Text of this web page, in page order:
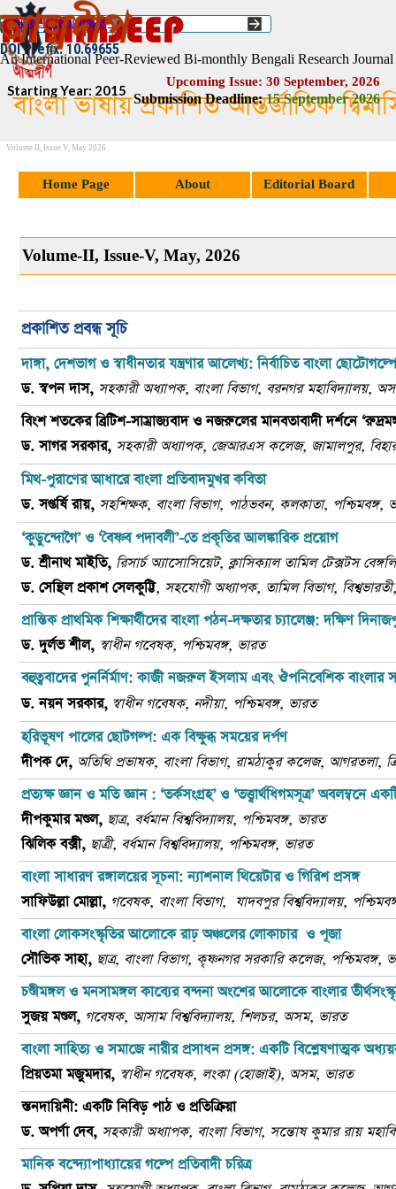
Go to content
An International Peer-Reviewed Bi-monthly Bengali Research Journal
ISSN :: 2454–1508
DOI Prefix: 10.69655
Upcoming Issue: 30 September, 2026
Starting Year: 2015
বাংলা ভাষায় প্রকাশিত আন্তর্জাতিক
Select Language▼
Submission Deadline: 15 September 2026
Volume II, Issue V, May 2026
Home Page About Editorial Board
Volume-II, Issue-V, May, 2026
প্রকাশিত প্রবন্ধ সূচি
দাঙ্গা, দেশভাগ ও স্বাধীনতার যন্ত্রণার আলেখ্য: নির্বাচিত বাংলা
ড. স্বপন দাস, সহকারী অধ্যাপক, বাংলা বিভাগ, বরনগর মহাবিদ্যালয়,
বিংশ শতকের ব্রিটিশ-সাম্রাজ্যবাদ ও নজরুলের মানবতাবাদী দর্শনে ‘
ড. সাগর সরকার, সহকারী অধ্যাপক, জেআরএস কলেজ, জামালপুর,
মিথ-পুরাণের আধারে বাংলা প্রতিবাদমুখর কবিতা
ড. সপ্তর্ষি রায়, সহশিক্ষক, বাংলা বিভাগ, পাঠভবন, কলকাতা, পশ্চিমবঙ্গ,
‘কুড়ুন্দোগৈ’ ও‘বৈষ্ণব পদাবলী’-তে প্রকৃতির আলঙ্কারিক প্রয়োগ
ড. শ্রীনাথ মাইতি, রিসার্চ অ্যাসোসিয়েট, ক্লাসিক্যাল তামিল টেক্সটস
ড. সেন্থিল প্রকাশ সেলকুট্টি, সহযোগী অধ্যাপক, তামিল বিভাগ, বিশ্বভারতী,
প্রান্তিক প্রাথমিক শিক্ষার্থীদের বাংলা পঠন-দক্ষতার চ্যালেঞ্জ: দক্ষিণ
ড. দুর্লভ শীল, স্বাধীন গবেষক, পশ্চিমবঙ্গ, ভারত
বহুত্ববাদের পুনর্নির্মাণ: কাজী নজরুল ইসলাম এবং ঔপনিবেশিক বাংলার
ড. নয়ন সরকার, স্বাধীন গবেষক, নদীয়া, পশ্চিমবঙ্গ, ভারত
হরিভূষণ পালের ছোটগল্প: এক বিক্ষুব্ধ সময়ের দর্পণ
দীপক দে, অতিথি প্রভাষক, বাংলা বিভাগ, রামঠাকুর কলেজ, আগরতলা,
প্রত্যক্ষ জ্ঞান ও মতি জ্ঞান : ‘তর্কসংগ্রহ'ও ‘তত্ত্বার্থধিগমসূত্র'অবলম্বনে
দীপকুমার মণ্ডল, ছাত্র, বর্ধমান বিশ্ববিদ্যালয়, পশ্চিমবঙ্গ, ভারত
ঝিলিক বক্সী, ছাত্রী, বর্ধমান বিশ্ববিদ্যালয়, পশ্চিমবঙ্গ, ভারত
বাংলা সাধারণ রঙ্গালয়ের সূচনা: ন্যাশনাল থিয়েটার ও গিরিশ প্রসঙ্গ
সাফিউল্লা মোল্লা, গবেষক, বাংলা বিভাগ, যাদবপুর বিশ্ববিদ্যালয়,
বাংলা লোকসংস্কৃতির আলোকে রাঢ় অঞ্চলের লোকাচার ও পূজা
সৌভিক সাহা, ছাত্র, বাংলা বিভাগ, কৃষ্ণনগর সরকারি কলেজ, পশ্চিমবঙ্গ,
চণ্ডীমঙ্গল ও মনসামঙ্গল কাব্যের বন্দনা অংশের আলোকে বাংলার
সুজয় মণ্ডল, গবেষক, আসাম বিশ্ববিদ্যালয়, শিলচর, অসম, ভারত
বাংলা সাহিত্য ও সমাজে নারীর প্রসাধন প্রসঙ্গ: একটি বিশ্লেষণাত্মক
প্রিয়তমা মজুমদার, স্বাধীন গবেষক, লংকা (হোজাই), অসম, ভারত
স্তনদায়িনী: একটি নিবিড় পাঠ ও প্রতিক্রিয়া
ড. অপর্ণা দেব, সহকারী অধ্যাপক, বাংলা বিভাগ, সন্তোষ কুমার রায়
মানিক বন্দ্যোপাধ্যায়ের গল্পে প্রতিবাদী চরিত্র